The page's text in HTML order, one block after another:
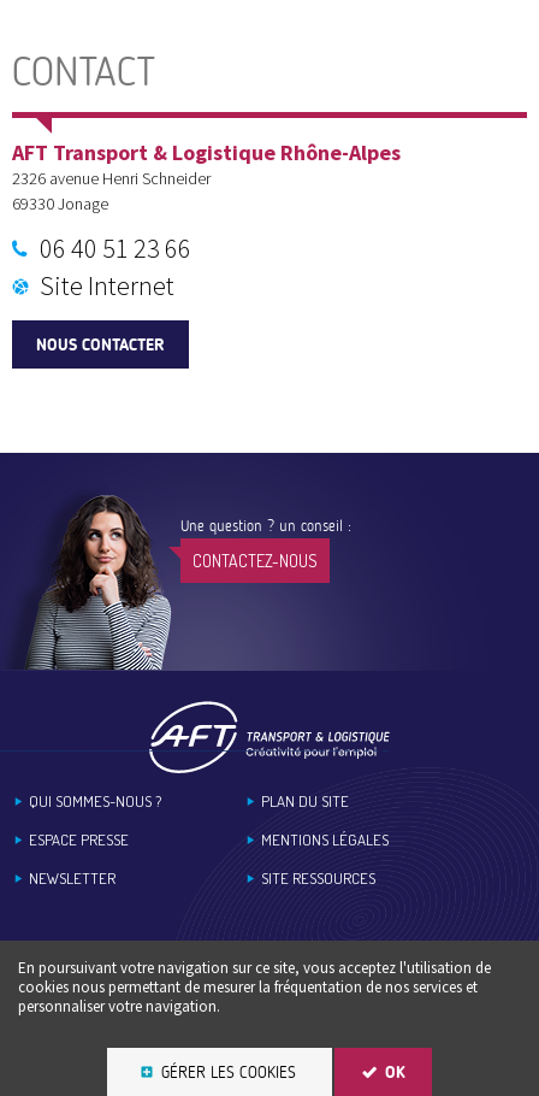
CONTACT
AFT Transport & Logistique Rhône-Alpes
2326 avenue Henri Schneider
69330Jonage
06 40 51 23 66
Site Internet
NOUS CONTACTER
Une question ? un conseil :
CONTACTEZ-NOUS
QUI SOMMES-NOUS ?
ESPACE PRESSE
NEWSLETTER
PLAN DU SITE
MENTIONS LÉGALES
SITE RESSOURCES
En poursuivant votre navigation sur ce site, vous acceptez l'utilisation de
cookies nous permettant de mesurer la fréquentation de nos services et
personnaliser votre navigation.
GÉRER LES COOKIES OK